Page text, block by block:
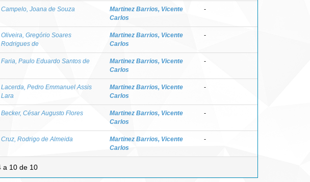
Campelo, Joana de Souza
Martinez Barrios, Vicente
Carlos
-
Oliveira, Gregório Soares
Rodrigues de
Martinez Barrios, Vicente
Carlos
-
Faria, Paulo Eduardo Santos de
Martinez Barrios, Vicente
Carlos
-
Lacerda, Pedro Emmanuel Assis
Lara
Martinez Barrios, Vicente
Carlos
-
Becker, César Augusto Flores
Martinez Barrios, Vicente
Carlos
-
Cruz, Rodrigo de Almeida
Martinez Barrios, Vicente
Carlos
-
a 10 de 10